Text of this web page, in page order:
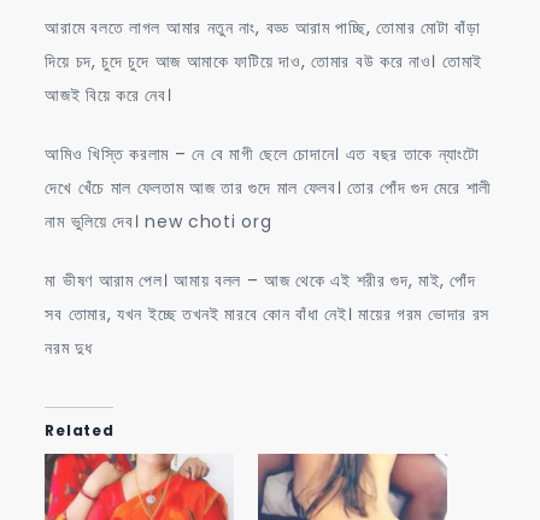
আরামে বলতে লাগল আমার নতুন নাং, বড্ড আরাম পাচ্ছি, তোমার মোটা বাঁড়া
দিয়ে চদ, চুদে চুদে আজ আমাকে ফাটিয়ে দাও, তোমার বউ করে নাও। তোমাই
আজই বিয়ে করে নেব।
আমিও খিস্তি করলাম – নে বে মাগী ছেলে চোদানে। এত বছর তাকে ন্যাংটো
দেখে খেঁচে মাল ফেলতাম আজ তার গুদে মাল ফেলব। তোর পোঁদ গুদ মেরে শালী
নাম ভুলিয়ে দেব। new choti org
মা ভীষণ আরাম পেল। আমায় বলল – আজ থেকে এই শরীর গুদ, মাই, পোঁদ
সব তোমার, যখন ইচ্ছে তখনই মারবে কোন বাঁধা নেই। মায়ের গরম ভোদার রস
নরম দুধ
Related